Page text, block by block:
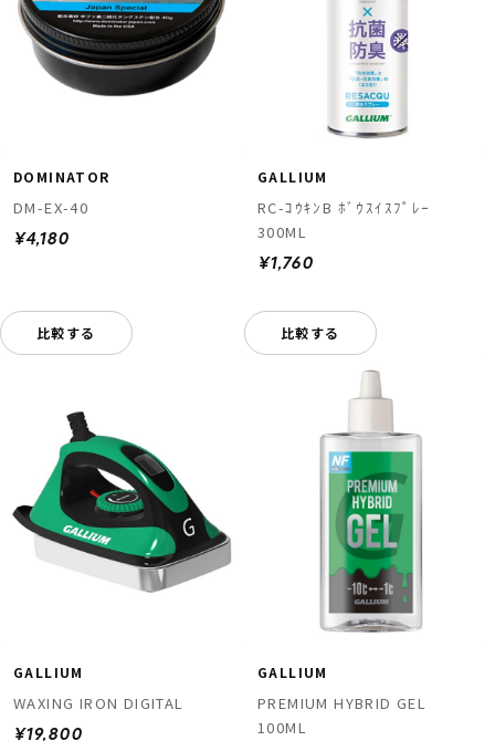
DOMINATOR
DM-EX-40
¥4,180
比較する
GALLIUM
RC-ｺｳｷﾝB ﾎﾞｳｽｲｽﾌﾟﾚｰ
300ML
¥1,760
比較する
GALLIUM
WAXING IRON DIGITAL
¥19,800
GALLIUM
PREMIUM HYBRID GEL
100ML